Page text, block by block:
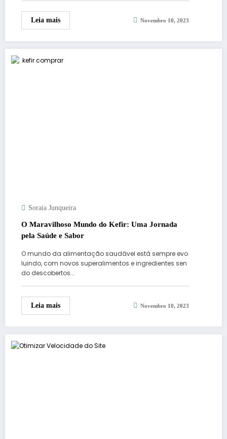
Leia mais Novembro 10, 2023
Soraia Junqueira
O Maravilhoso Mundo do Kefir: Uma Jornada
pela Saúde e Sabor
O mundo da alimentação saudável está sempre evo
luindo, com novos superalimentos e ingredientes sen
do descobertos…
Leia mais Novembro 10, 2023